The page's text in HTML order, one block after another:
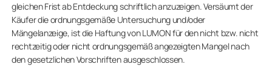
gleichen Frist ab Entdeckung schriftlich anzuzeigen. Versäumt der
Käufer die ordnungsgemäße Untersuchung und/oder
Mängelanzeige, ist die Haftung von LUMON für den nicht bzw. nicht
rechtzeitig oder nicht ordnungsgemäß angezeigten Mangel nach
den gesetzlichen Vorschriften ausgeschlossen.